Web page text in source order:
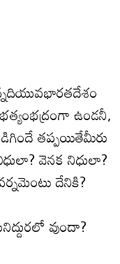
ఉండనీ,
తప్పయితేమీరు
వెనక నిధులా?
దేనికి?
వుందా?